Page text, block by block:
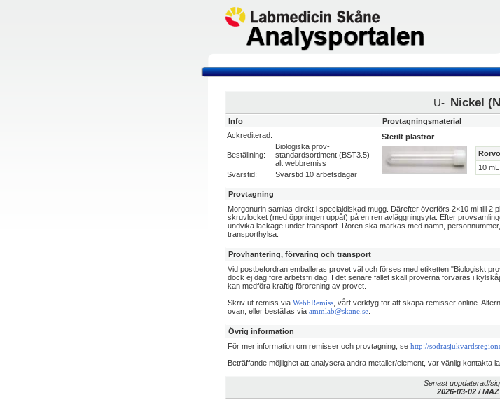
U- Nickel
Info
Ackrediterad:
Beställning:
Biologiska prov-
standardsortiment (BST3.5)
alt webbremiss
Svarstid:
Svarstid 10 arbetsdagar
Provtagningsmaterial
Sterilt plaströr
10
Provtagning
Morgonurin samlas direkt i specialdiskad mugg. Därefter överförs 2×10 ml till
skruvlocket (med öppningen uppåt) på en ren avläggningsyta. Efter
undvika läckage under transport. Rören ska märkas med namn,
transporthylsa.
Provhantering, förvaring och transport
Vid postbefordran emballeras provet väl och förses med etiketten "Biologiskt
dock ej dag före arbetsfri dag. I det senare fallet skall proverna förvaras i
kan medföra kraftig förorening av provet.
Skriv ut remiss via WebbRemiss , vårt verktyg för att skapa remisser online.
ovan, eller beställas via ammlab@skane.se
Övrig information
För mer information om remisser och provtagning, se http://
Beträffande möjlighet att analysera andra metaller/element, var vänlig kontakta
Senast uppdaterad/
2026-03-02 / MAZ